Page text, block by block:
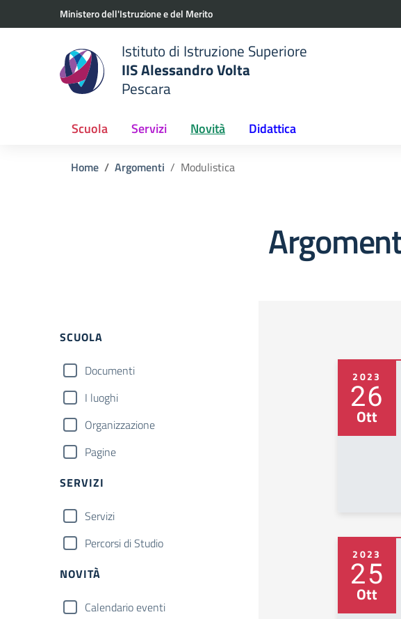
Vai ai contenuti
Vai al menu di navigazioneMinistero dell'Istruzione e del Merito
scuola
Istituto di Istruzione Superiore
IIS Alessandro Volta
Pescara
Scuola Servizi Novità Didattica
Home Argomenti Modulistica
Filtri
SCUOLA
Documenti
I luoghi
Organizzazione
Pagine
SERVIZI
Servizi
Percorsi di Studio
NOVITÀ
Calendario eventi
2023
26
Ott
2023
25
Ott